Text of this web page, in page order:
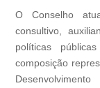
O Conselho
consultivo,
políticas
composição